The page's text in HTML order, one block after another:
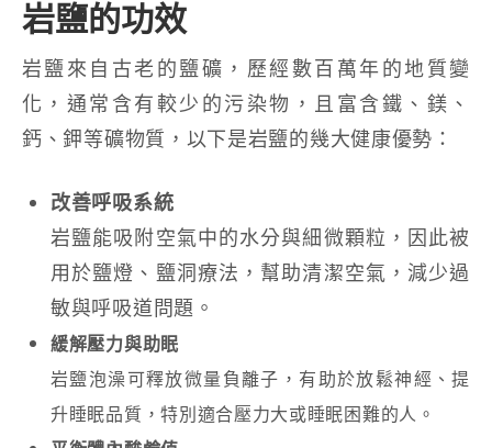
岩鹽的功效
岩鹽來自古老的鹽礦，歷經數百萬年的地質變
化，通常含有較少的污染物，且富含鐵、鎂、
鈣、鉀等礦物質，以下是岩鹽的幾大健康優勢：
改善呼吸系統
岩鹽能吸附空氣中的水分與細微顆粒，因此被
用於鹽燈、鹽洞療法，幫助清潔空氣，減少過
敏與呼吸道問題。
緩解壓力與助眠
岩鹽泡澡可釋放微量負離子，有助於放鬆神經、提
升睡眠品質，特別適合壓力大或睡眠困難的人。